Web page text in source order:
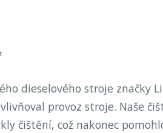
dieselového stroje značky
provoz stroje. Naše
čištění, což nakonec